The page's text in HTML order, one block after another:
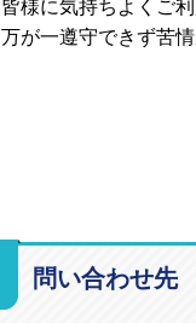
皆様に気持ちよくご
万が一遵守できず苦
問い合わせ先